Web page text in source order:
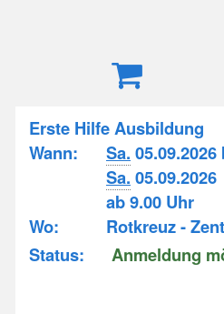
Erste Hilfe Ausbildung
Wann:
Sa. 05.09.2026
Sa. 05.09.2026
ab 9.00 Uhr
Wo:
Rotkreuz -
Status:
Anmeldung